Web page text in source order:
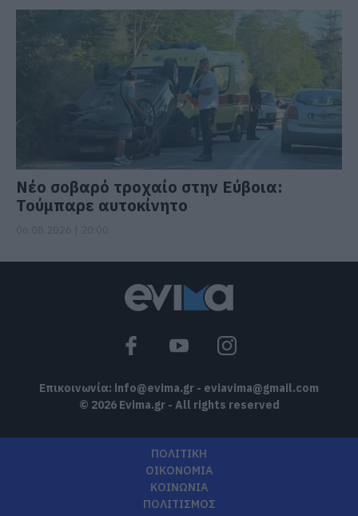
Νέο σοβαρό τροχαίο στην Εύβοια:
Τούμπαρε αυτοκίνητο
Επικοινωνία: info@evima.gr - eviavima@gmail.com
© 2026 Evima.gr - All rights reserved
ΠΟΛΙΤΙΚΗ
ΟΙΚΟΝΟΜΙΑ
ΚΟΙΝΩΝΙΑ
ΠΟΛΙΤΙΣΜΟΣ